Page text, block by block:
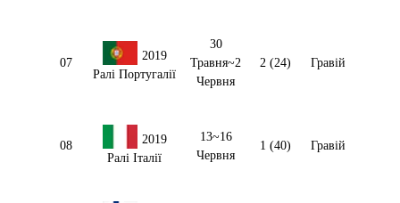
07
2019
Ралі Португалії
30
Травня~2
Червня
2 (24) Гравій
08
2019
Ралі Італії
13~16
Червня
1 (40) Гравій